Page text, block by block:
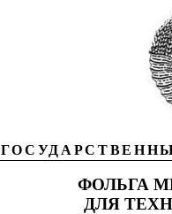
ФОЛЬГА
ДЛЯ